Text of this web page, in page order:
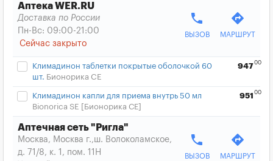
Аптека WER.RU
Доставка по России
Пн-Вс: 09:00-21:00
Сейчас закрыто
phone
ВЫЗОВ
directions
МАРШРУТ
Климадинон таблетки покрытые оболочкой 60
шт. Бионорика CE
94700
Климадинон капли для приема внутрь 50 мл
Bionorica SE [Бионорика СЕ]
951 00
Аптечная сеть "Ригла"
Москва, Москва г.,ш. Волоколамское,
д. 71/8, к. 1, пом. 11Н
phone
ВЫЗОВ
directions
МАРШРУТ